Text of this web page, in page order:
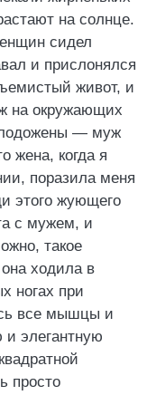
на солнце.
сидел
и прислонялся
живот, и
на окружающих
— муж
жена, когда я
поразила меня
этого жующего
с мужем, и
такое
ходила в
ногах при
все мышцы и
элегантную
просто